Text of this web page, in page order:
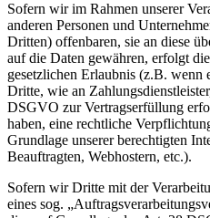
Sofern wir im Rahmen unserer
anderen Personen und
Dritten) offenbaren, sie an diese
auf die Daten gewähren, erfolgt
gesetzlichen Erlaubnis (z.B. wenn
Dritte, wie an
DSGVO zur Vertragserfüllung
haben, eine rechtliche
Grundlage unserer berechtigten
Beauftragten, Webhostern, etc.).
Sofern wir Dritte mit der
eines sog.